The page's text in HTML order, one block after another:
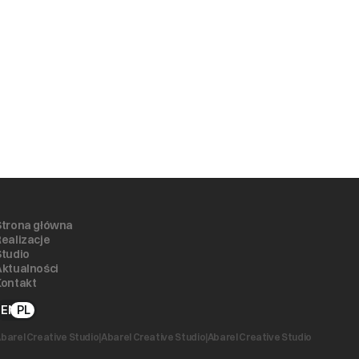
główna
EN PL
Creative Studio|Abarel Creative Studio|Abarel Creative Studio